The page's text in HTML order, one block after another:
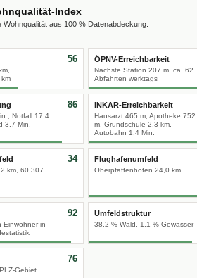
Index
Wohnqualität aus 100 % Datenabdeckung.
56 ÖPNV-Erreichbarkeit
Nächste Station 207 m, ca. 62
Abfahrten werktags
Notfall 17,4
3,7 Min.
86 INKAR-Erreichbarkeit
Hausarzt 465 m, Apotheke 752
m, Grundschule 2,3 km,
Autobahn 1,4 Min.
km, 60.307
34 Flughafenumfeld
Oberpfaffenhofen 24,0 km
Einwohner in
92 Umfeldstruktur
38,2 % Wald, 1,1 % Gewässer
Gebiet
76